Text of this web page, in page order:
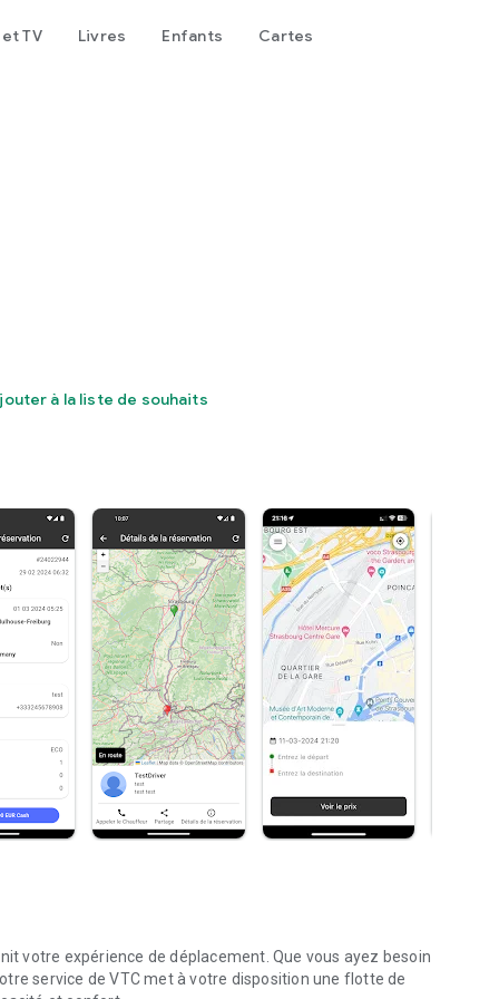
TV Livres Enfants Cartes
à la liste de souhaits
votre expérience de déplacement. Que vous ayez besoin
service de VTC met à votre disposition une flotte de